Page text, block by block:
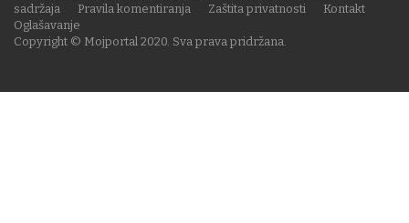
Copyright © Mojportal 2020. Sva prava pridržana.
sadržaja
Pravila komentiranja Zaštita privatnosti
Kontakt
Oglašavanje